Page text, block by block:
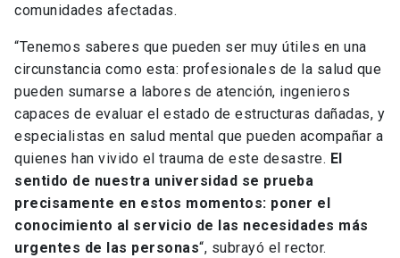
comunidades afectadas.
“Tenemos saberes que pueden ser muy útiles en una
circunstancia como esta: profesionales de la salud que
pueden sumarse a labores de atención, ingenieros
capaces de evaluar el estado de estructuras dañadas, y
especialistas en salud mental que pueden acompañar a
quienes han vivido el trauma de este desastre. El
sentido de nuestra universidad se prueba
precisamente en estos momentos: poner el
conocimiento al servicio de las necesidades más
urgentes de las personas“, subrayó el rector.